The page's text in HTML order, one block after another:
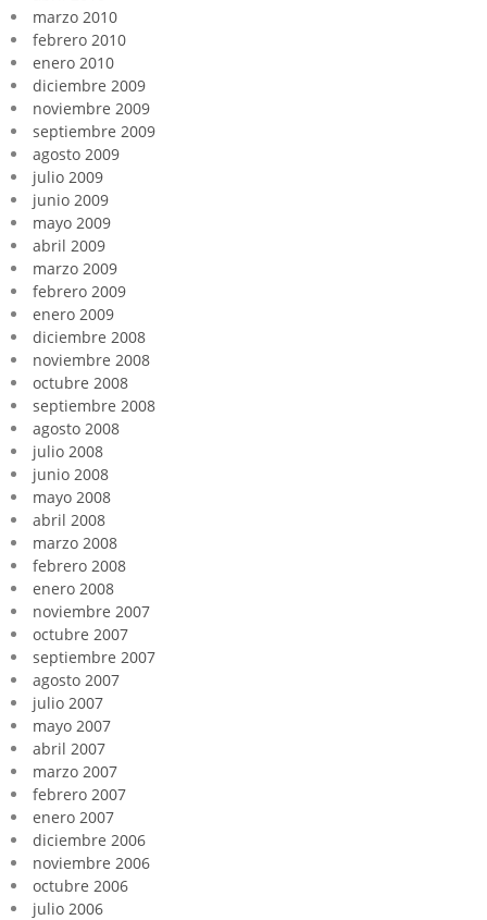
marzo 2010
febrero 2010
enero 2010
diciembre 2009
noviembre 2009
septiembre 2009
agosto 2009
julio 2009
junio 2009
mayo 2009
abril 2009
marzo 2009
febrero 2009
enero 2009
diciembre 2008
noviembre 2008
octubre 2008
septiembre 2008
agosto 2008
julio 2008
junio 2008
mayo 2008
abril 2008
marzo 2008
febrero 2008
enero 2008
noviembre 2007
octubre 2007
septiembre 2007
agosto 2007
julio 2007
mayo 2007
abril 2007
marzo 2007
febrero 2007
enero 2007
diciembre 2006
noviembre 2006
octubre 2006
julio 2006